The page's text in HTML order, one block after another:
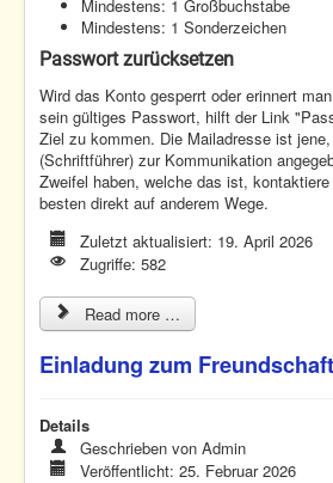
Mindestens: 1 Großbuchstabe
Mindestens: 1 Sonderzeichen
Passwort zurücksetzen
Wird das Konto gesperrt oder erinnert
sein gültiges Passwort, hilft der Link
Ziel zu kommen. Die Mailadresse ist
(Schriftführer) zur Kommunikation
Zweifel haben, welche das ist,
besten direkt auf anderem Wege.
Zuletzt aktualisiert: 19. April 2026
Zugriffe: 582
Read more …
Einladung zum
Details
Geschrieben vonAdmin
Veröffentlicht: 25. Februar 2026